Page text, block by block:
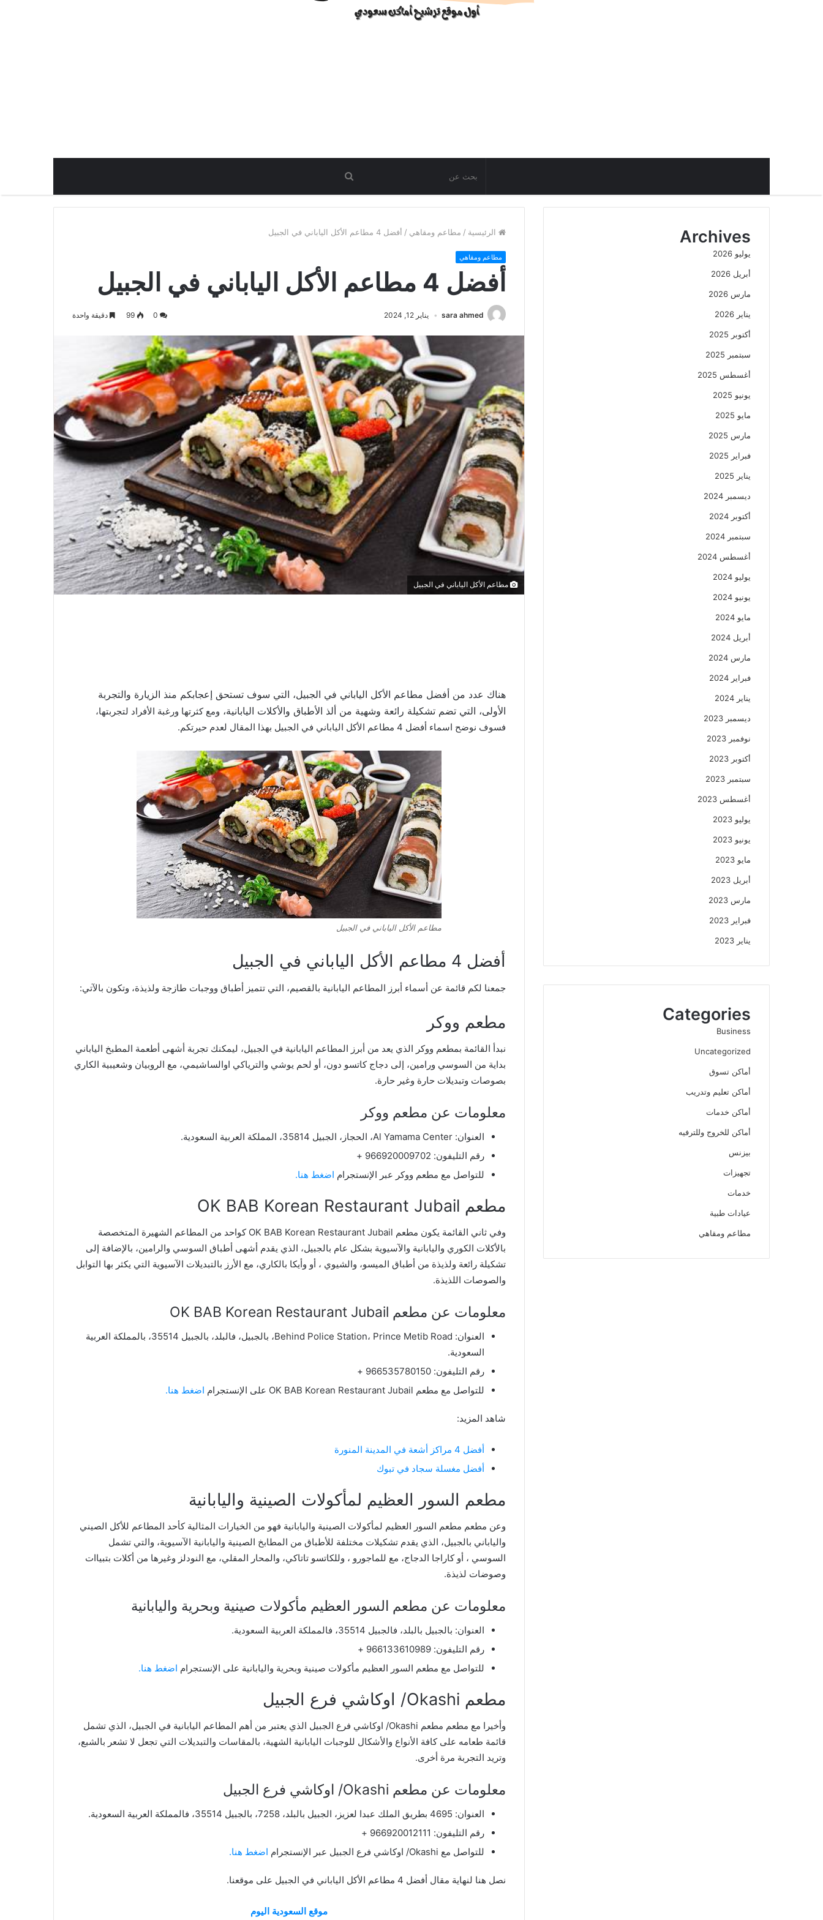
الرئيسية / مطاعم ومقاهي / أفضل 4 مطاعم الأكل الياباني في الجبيل
مطاعم ومقاهي
أفضل 4 مطاعم الأكل الياباني في الجبيل
sara ahmed يناير 12, 2024 99 دقيقة واحدة
مطاعم الأكل الياباني في الجبيل
هناك عدد من أفضل مطاعم الأكل الياباني في الجبيل، التي سوف تستحق إعجابكم منذ الزيارة والتجربة
الأولى، التي تضم تشكيلة رائعة وشهية من ألذ الأطباق والأكلات اليابانية، ومع كثرتها ورغبة الأفراد لتجربتها،
فسوف نوضح اسماء أفضل 4 مطاعم الأكل الياباني في الجبيل بهذا المقال لعدم حيرتكم.
مطاعم الأكل الياباني في الجبيل
أفضل 4 مطاعم الأكل الياباني في الجبيل
جمعنا لكم قائمة عن أسماء أبرز المطاعم اليابانية بالقصيم، التي تتميز أطباق ووجبات طازجة ولذيذة، وتكون بالآتي:
مطعم ووكر
نبدأ القائمة بمطعم ووكر الذي يعد من أبرز المطاعم اليابانية في الجبيل، ليمكنك تجربة أشهى أطعمة المطبخ الياباني
بداية من السوسي ورامين، إلى دجاج كاتسو دون، أو لحم يوشي والترياكي اوالساشيمي، مع الروبيان وشعيبية الكاري
بصوصات وتبديلات حارة وغير حارة.
معلومات عن مطعم ووكر
العنوان: Al Yamama Center، الحجاز، الجبيل 35814، المملكة العربية السعودية.
رقم التليفون: 966920009702 +
للتواصل مع مطعم ووكر عبر الإنستجرام اضغط هنا.
مطعم OK BAB Korean Restaurant Jubail
وفي ثاني القائمة يكون مطعم OK BAB Korean Restaurant Jubail
كواحد من المطاعم الشهيرة المتخصصة
بالأكلات الكوري واليابانية والآسيوية بشكل عام بالجبيل، الذي يقدم أشهى أطباق السوسي والرامين، بالإضافة إلى
تشكيلة رائعة ولذيذة من أطباق الميسو، والشيوي ، أو وأيكا بالكاري، مع الأرز بالتبديلات الآسيوية التي يكثر بها التوابل
والصوصات اللذيذة.
معلومات عن مطعم OK BAB Korean Restaurant Jubail
العنوان: Behind Police Station، Prince Metib Road، بالجبيل، فالبلد، بالجبيل 35514، بالمملكة العربية
السعودية.
رقم التليفون: 966535780150 +
للتواصل مع مطعم OK BAB Korean Restaurant Jubail على الإنستجرام
اضغط هنا.
شاهد المزيد:
أفضل 4 مراكز أشعة في المدينة المنورة
أفضل مغسلة سجاد في تبوك
مطعم السور العظيم لمأكولات الصينية واليابانية
وعن مطعم مطعم السور العظيم لمأكولات الصينية واليابانية فهو من الخيارات المثالية كأحد المطاعم للأكل الصيني
والياباني بالجبيل، الذي يقدم تشكيلات مختلفة للأطباق من المطابخ الصينية واليابانية الآسيوية، والتي تشمل
السوسي ، أو كاراجا الدجاج، مع للماجورو ، وللكاتسو تاتاكي، والمحار المقلي، مع النودلز وغيرها من أكلات بتبياات
وصوضات لذيذة.
معلومات عن مطعم السور العظيم مأكولات صينية وبحرية واليابانية
العنوان: بالجبيل بالبلد، فالجبيل 35514، فالمملكة العربية السعودية.
رقم التليفون: 966133610989 +
للتواصل مع مطعم السور العظيم مأكولات صينية وبحرية واليابانية على الإنستجرام اضغط هنا.
مطعم Okashi/ اوكاشي فرع الجبيل
وأخيرا مع مطعم مطعم Okashi/ اوكاشي فرع الجبيل الذي يعتبر من أهم المطاعم اليابانية في الجبيل، الذي تشمل
قائمة طعامه على كافة الأنواع والأشكال للوجبات اليابانية الشهية، بالمقاسات والتبديلات التي تجعل لا تشعر بالشبع،
وتريد التجربة مرة أخرى.
معلومات عن مطعم Okashi/ اوكاشي فرع الجبيل
العنوان: 4695 بطريق الملك عبدا لعزيز، الجبيل بالبلد، 7258، بالجبيل 35514، فالمملكة العربية السعودية.
رقم التليفون: 966920012111 +
للتواصل مع Okashi/ اوكاشي فرع الجبيل عبر الإنستجرام
اضغط هنا.
نصل هنا لنهاية مقال أفضل 4 مطاعم الأكل الياباني في الجبيل على موقعنا.
موقع السعودية اليوم
Archives
يوليو 2026
أبريل 2026
مارس 2026
يناير 2026
أكتوبر 2025
سبتمبر 2025
أغسطس 2025
يونيو 2025
مايو 2025
مارس 2025
فبراير 2025
يناير 2025
ديسمبر 2024
أكتوبر 2024
سبتمبر 2024
أغسطس 2024
يوليو 2024
يونيو 2024
مايو 2024
أبريل 2024
مارس 2024
فبراير 2024
يناير 2024
ديسمبر 2023
نوفمبر 2023
أكتوبر 2023
سبتمبر 2023
أغسطس 2023
يوليو 2023
يونيو 2023
مايو 2023
أبريل 2023
مارس 2023
فبراير 2023
يناير 2023
Categories
Business
Uncategorized
أماكن تسوق
أماكن تعليم وتدريب
أماكن خدمات
أماكن للخروج وللترفيه
بيزنس
تجهيزات
خدمات
عيادات طبية
مطاعم ومقاهي